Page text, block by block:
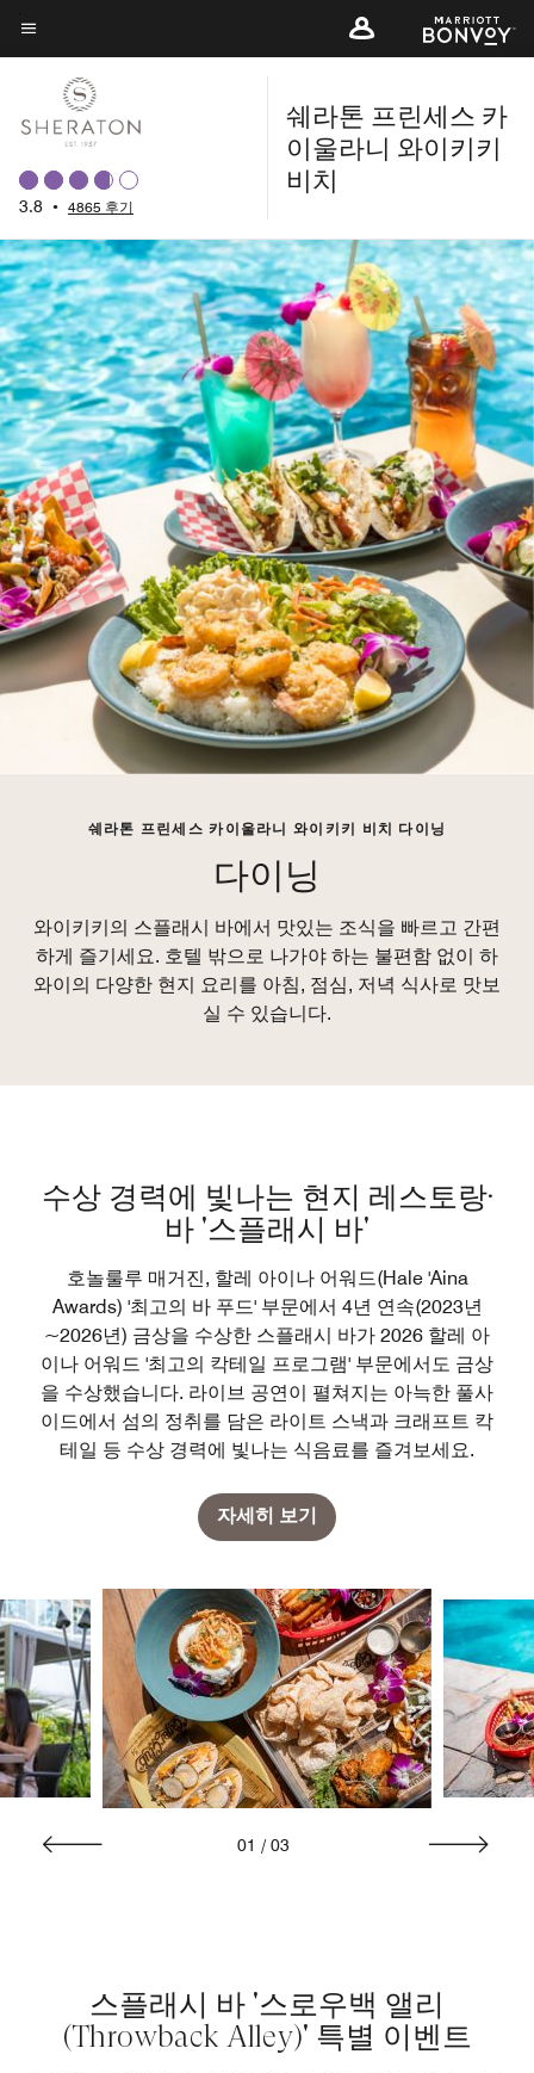
Skip
to
content
메뉴 텍스트
3.8 • 4865 후기
쉐라톤 프린세스 카
이울라니 와이키키
비치
쉐라톤 프린세스 카이울라니 와이키키 비치 다이닝
다이닝
와이키키의 스플래시 바에서 맛있는 조식을 빠르고 간편
하게 즐기세요. 호텔 밖으로 나가야 하는 불편함 없이 하
와이의 다양한 현지 요리를 아침, 점심, 저녁 식사로 맛보
실 수 있습니다.
수상 경력에 빛나는 현지 레스토랑·
바 '스플래시 바'
호놀룰루 매거진, 할레 아이나 어워드(Hale 'Aina
Awards) '최고의 바 푸드' 부문에서 4년 연속(2023년
~2026년) 금상을 수상한 스플래시 바가 2026 할레 아
이나 어워드 '최고의 칵테일 프로그램' 부문에서도 금상
을 수상했습니다. 라이브 공연이 펼쳐지는 아늑한 풀사
이드에서 섬의 정취를 담은 라이트 스낵과 크래프트 칵
테일 등 수상 경력에 빛나는 식음료를 즐겨보세요.
자세히 보기
01 / 03
스플래시 바 '스로우백 앨리
(Throwback Alley)' 특별 이벤트